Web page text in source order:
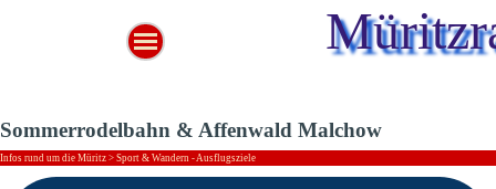
Sommerrodelbahn & Affenwald Malchow
Infos rund um die Müritz > Sport & Wandern - Ausflugsziele